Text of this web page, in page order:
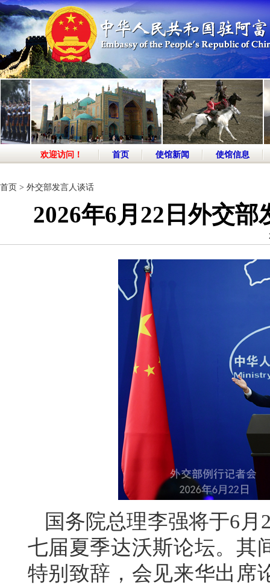
欢迎访问！ 首页 使馆新闻 使馆信息
首页 > 外交部发言人谈话
2026年6月22日外交
国务院总理李强将于6
七届夏季达沃斯论坛。其
特别致辞，会见来华出席